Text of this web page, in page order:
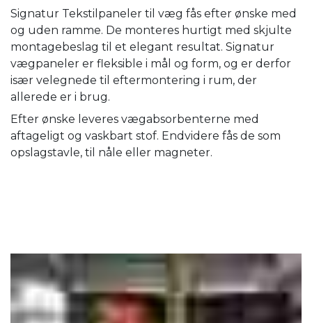
Signatur Tekstilpaneler til væg fås efter ønske med
og uden ramme. De monteres hurtigt med skjulte
montagebeslag til et elegant resultat. Signatur
vægpaneler er fleksible i mål og form, og er derfor
især velegnede til eftermontering i rum, der
allerede er i brug.
Efter ønske leveres vægabsorbenterne med
aftageligt og vaskbart stof. Endvidere fås de som
opslagstavle, til nåle eller magneter.